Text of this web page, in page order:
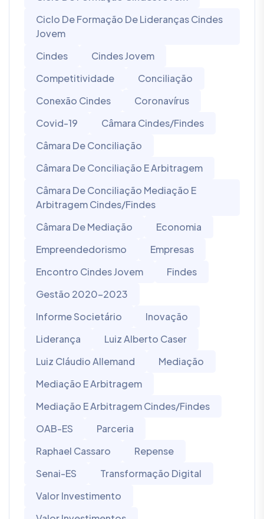
Ciclo De Formação De Lideranças Cindes
Jovem
Cindes
Cindes Jovem
Competitividade
Conciliação
Conexão Cindes
Coronavírus
Covid-19
Câmara Cindes/Findes
Câmara De Conciliação
Câmara De Conciliação E Arbitragem
Câmara De Conciliação Mediação E
Arbitragem Cindes/Findes
Câmara De Mediação
Economia
Empreendedorismo
Empresas
Encontro Cindes Jovem
Findes
Gestão 2020-2023
Informe Societário
Inovação
Liderança
Luiz Alberto Caser
Luiz Cláudio Allemand
Mediação
Mediação E Arbitragem
Mediação E Arbitragem Cindes/Findes
OAB-ES
Parceria
Raphael Cassaro
Repense
Senai-ES
Transformação Digital
Valor Investimento